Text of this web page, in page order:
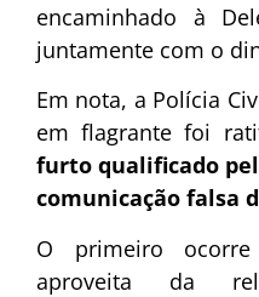
encaminhado à
juntamente com o
Em nota, a Polícia
em flagrante foi
furto qualificado
comunicação falsa
O primeiro
aproveita da